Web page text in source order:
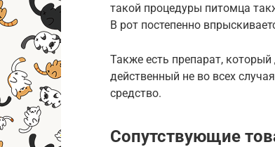
такой процедуры питомца
В рот постепенно
Также есть препарат,
действенный не во всех
средство.
Сопутствующие